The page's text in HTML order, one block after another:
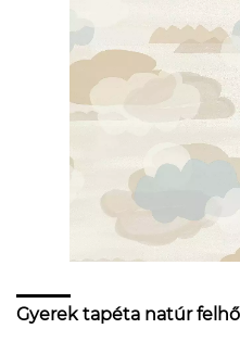
Gyerek tapéta natúr